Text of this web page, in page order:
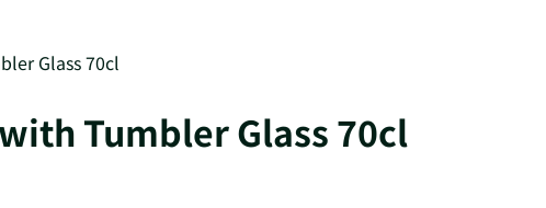
Glass 70cl
Tumbler Glass 70cl